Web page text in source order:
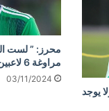
يوجد
محرز: ” لست
مراوغة 6 لاعبين”
03/11/2024